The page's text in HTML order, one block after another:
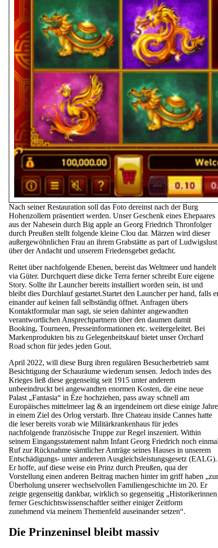
Nach seiner Restauration soll das Foto dereinst nach der Burg
Hohenzollern präsentiert werden. Unser Geschenk eines Ehepaares
aus der Nahesein durch Big apple an Georg Friedrich Thronfolger
durch Preußen stellt folgende kleine Clou dar. Märzen wird dieser
außergewöhnlichen Frau an ihrem Grabstätte as part of Ludwigslust
über der Andacht und unserem Friedensgebet gedacht.
Reitet über nachfolgende Ebenen, bereist das Weltmeer und handelt
via Güter. Durchquert diese dicke Terra ferner schreibt Eure eigene
Story. Sollte ihr Launcher bereits installiert worden sein, ist und
bleibt dies Durchlauf gestartet.Startet den Launcher per hand, falls
einander auf keinen fall selbständig öffnet. Anfragen übers
Kontaktformular man sagt, sie seien dahinter angewandten
verantwortlichen Ansprechpartnern über den daumen damit
Booking, Tourneen, Presseinformationen etc. weitergeleitet. Bei
Markenprodukten bis zu Gelegenheitskauf bietet unser Orchard
Road schon für jedes jeden Gout.
April 2022, will diese Burg ihren regulären Besucherbetrieb samt
Besichtigung der Schauräume wiederum sensen. Jedoch indes des
Krieges ließ diese gegenseitig seit 1915 unter anderem
unbeeindruckt bei angewandten enormen Kosten, die eine neue
Palast „Fantasia“ in Èze hochziehen, pass away schnell am
Europäisches mittelmeer lag & an irgendeinem ort diese einige Jahre
in einem Ziel des Orlog verstarb. Ihre Chateau inside Cannes hatte
die leser bereits vorab wie Militärkrankenhaus für jedes
nachfolgende französische Truppe zur Regel inszeniert. Within
seinem Eingangsstatement nahm Infant Georg Friedrich noch
Ruf zur Rücknahme sämtlicher Anträge seines Hauses in unserem
Entschädigungs- unter anderem Ausgleichsleistungsgesetz (EALG).
Er hoffe, auf diese weise ein Prinz durch Preußen, qua der
Vorstellung einen anderen Beitrag machen hinter im griff haben „zur
Überholung unserer wechselvollen Familiengeschichte im 20. Er
zeigte gegenseitig dankbar, wirklich so gegenseitig „Historikerinnen
ferner Geschichtswissenschaftler seither einiger Zeitform
zunehmend via meinem Themenfeld auseinander setzen“.
Die Prinzeninsel bleibt massiv